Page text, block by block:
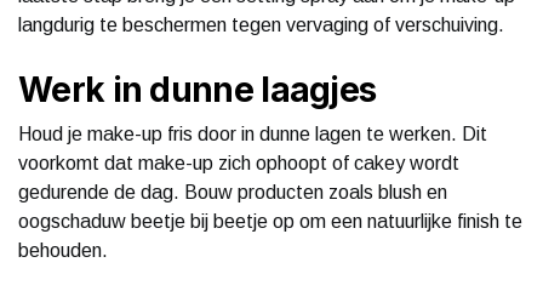
langdurig te beschermen tegen vervaging of verschuiving.
Werk in dunne laagjes
Houd je make-up fris door in dunne lagen te werken. Dit
voorkomt dat make-up zich ophoopt of cakey wordt
gedurende de dag. Bouw producten zoals blush en
oogschaduw beetje bij beetje op om een natuurlijke finish te
behouden.